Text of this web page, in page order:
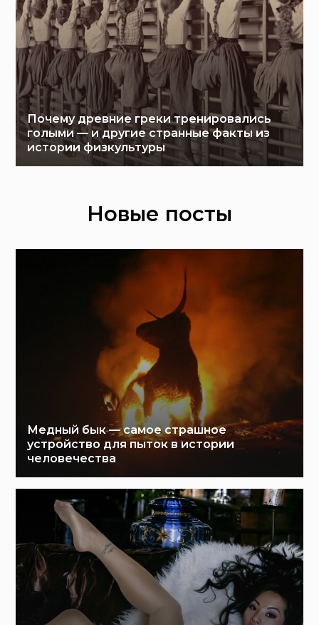
Почему древние греки тренировались
голыми — и другие странные факты из
истории физкультуры
Новые посты
Медный бык — самое страшное
устройство для пыток в истории
человечества